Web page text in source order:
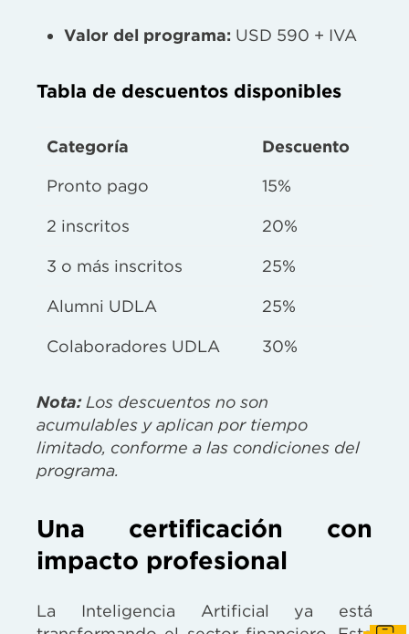
Valor del programa: USD 590 + IVA
Tabla de descuentos disponibles
Categoría Descuento
Pronto pago 15%
2 inscritos 20%
3 o más inscritos 25%
Alumni UDLA 25%
Colaboradores UDLA 30%
Nota:Los descuentos no son
acumulables y aplican por tiempo
limitado, conforme a las condiciones del
programa.
Una certificación con
impacto profesional
La Inteligencia Artificial ya está